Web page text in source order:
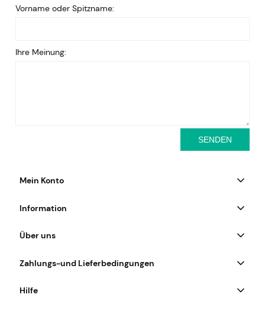
Vorname oder Spitzname:
Ihre Meinung:
SENDEN
Mein Konto
Information
Über uns
Zahlungs-und Lieferbedingungen
Hilfe